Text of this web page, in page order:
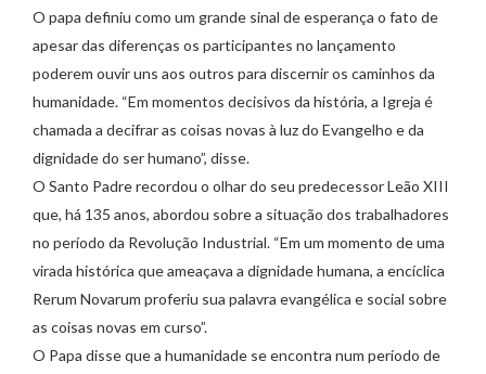
O papa definiu como um grande sinal de esperança o fato de
apesar das diferenças os participantes no lançamento
poderem ouvir uns aos outros para discernir os caminhos da
humanidade. “Em momentos decisivos da história, a Igreja é
chamada a decifrar as coisas novas à luz do Evangelho e da
dignidade do ser humano”, disse.
O Santo Padre recordou o olhar do seu predecessor Leão XIII
que, há 135 anos, abordou sobre a situação dos trabalhadores
no período da Revolução Industrial. “Em um momento de uma
virada histórica que ameaçava a dignidade humana, a encíclica
Rerum Novarum proferiu sua palavra evangélica e social sobre
as coisas novas em curso”.
O Papa disse que a humanidade se encontra num período de